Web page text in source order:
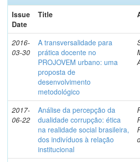
Issue
Date
Title
2016-
03-30
A transversalidade para
prática docente no
PROJOVEM urbano: uma
proposta de
desenvolvimento
metodológico
2017-
06-22
Análise da percepção da
dualidade corrupção: ética
na realidade social brasileira,
dos indivíduos à relação
institucional